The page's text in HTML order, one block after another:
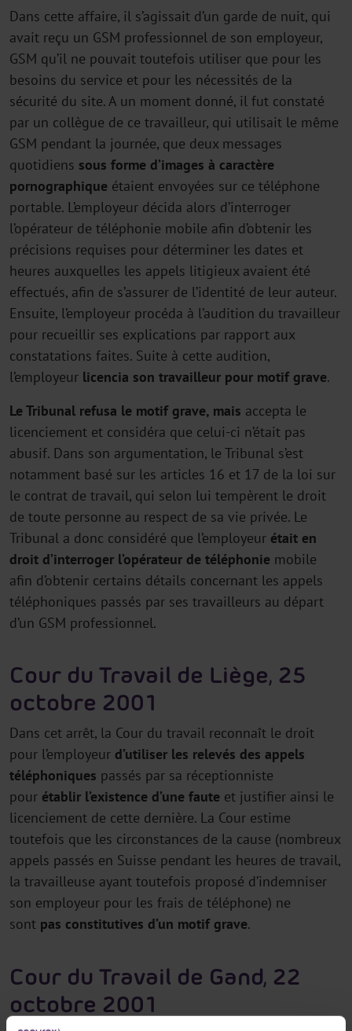
Dans cette affaire, il s’agissait d’un garde de nuit, qui
avait reçu un GSM professionnel de son employeur,
GSM qu’il ne pouvait toutefois utiliser que pour les
besoins du service et pour les nécessités de la
sécurité du site. A un moment donné, il fut constaté
par un collègue de ce travailleur, qui utilisait le même
GSM pendant la journée, que deux messages
quotidiens sous forme d’images à caractère
pornographique étaient envoyées sur ce téléphone
portable. L’employeur décida alors d’interroger
l’opérateur de téléphonie mobile afin d’obtenir les
précisions requises pour déterminer les dates et
heures auxquelles les appels litigieux avaient été
effectués, afin de s’assurer de l’identité de leur auteur.
Ensuite, l’employeur procéda à l’audition du travailleur
pour recueillir ses explications par rapport aux
constatations faites. Suite à cette audition,
l’employeur licencia son travailleur pour motif grave.
Le Tribunal refusa le motif grave, mais accepta le
licenciement et considéra que celui-ci n’était pas
abusif. Dans son argumentation, le Tribunal s’est
notamment basé sur les articles 16 et 17 de la loi sur
le contrat de travail, qui selon lui tempèrent le droit
de toute personne au respect de sa vie privée. Le
Tribunal a donc considéré que l’employeur était en
droit d’interroger l’opérateur de téléphonie mobile
afin d’obtenir certains détails concernant les appels
téléphoniques passés par ses travailleurs au départ
d’un GSM professionnel.
Cour du Travail de Liège, 25
octobre 2001
Dans cet arrêt, la Cour du travail reconnaît le droit
pour l’employeur d’utiliser les relevés des appels
téléphoniques passés par sa réceptionniste
pour établir l’existence d’une faute et justifier ainsi le
licenciement de cette dernière. La Cour estime
toutefois que les circonstances de la cause (nombreux
appels passés en Suisse pendant les heures de travail,
la travailleuse ayant toutefois proposé d’indemniser
son employeur pour les frais de téléphone) ne
sont pas constitutives d’un motif grave.
Cour du Travail de Gand, 22
octobre 2001